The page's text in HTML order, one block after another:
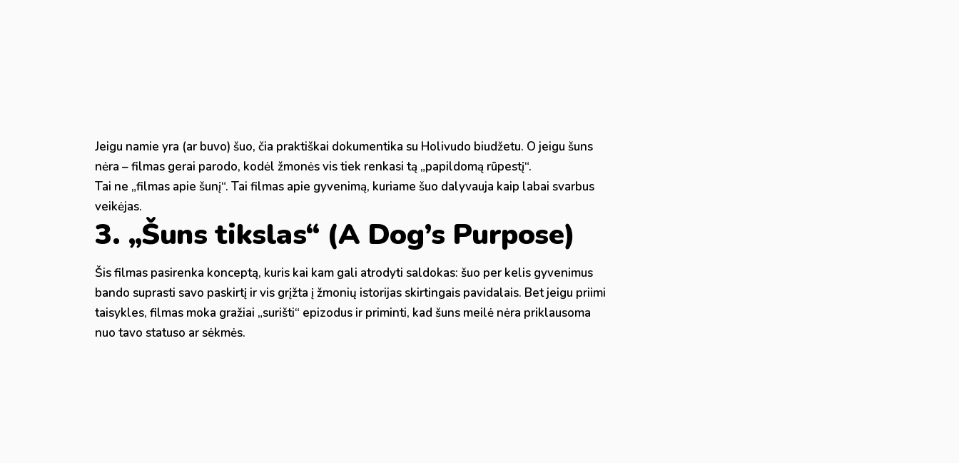
Jeigu namie yra (ar buvo) šuo, čia praktiškai dokumentika su Holivudo biudžetu. O jeigu šuns
nėra – filmas gerai parodo, kodėl žmonės vis tiek renkasi tą „papildomą rūpestį“.
Tai ne „filmas apie šunį“. Tai filmas apie gyvenimą, kuriame šuo dalyvauja kaip labai svarbus
veikėjas.
3. „Šuns tikslas“ (A Dog’s Purpose)
Šis filmas pasirenka konceptą, kuris kai kam gali atrodyti saldokas: šuo per kelis gyvenimus
bando suprasti savo paskirtį ir vis grįžta į žmonių istorijas skirtingais pavidalais. Bet jeigu priimi
taisykles, filmas moka gražiai „surišti“ epizodus ir priminti, kad šuns meilė nėra priklausoma
nuo tavo statuso ar sėkmės.